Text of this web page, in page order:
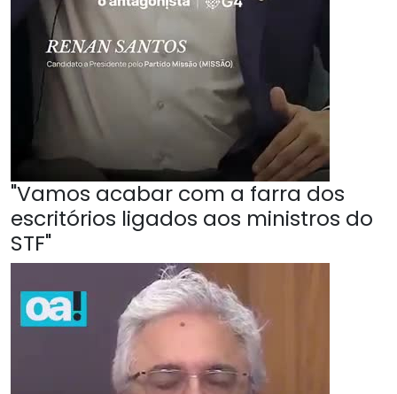
"Vamos acabar com a farra dos
escritórios ligados aos ministros do
STF"